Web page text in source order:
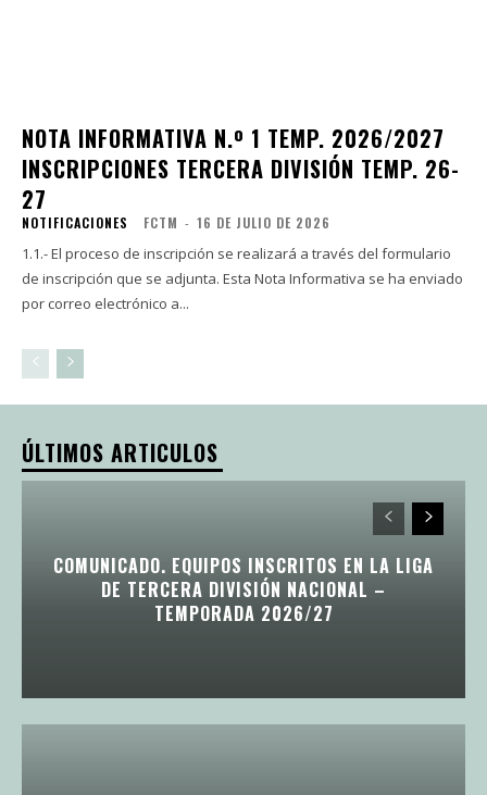
NOTA INFORMATIVA N.º 1 TEMP. 2026/2027
INSCRIPCIONES TERCERA DIVISIÓN TEMP. 26-
27
NOTIFICACIONES FCTM - 16 DE JULIO DE 2026
1.1.- El proceso de inscripción se realizará a través del formulario
de inscripción que se adjunta. Esta Nota Informativa se ha enviado
por correo electrónico a...
ÚLTIMOS ARTICULOS
COMUNICADO. EQUIPOS INSCRITOS EN LA LIGA
DE TERCERA DIVISIÓN NACIONAL –
TEMPORADA 2026/27